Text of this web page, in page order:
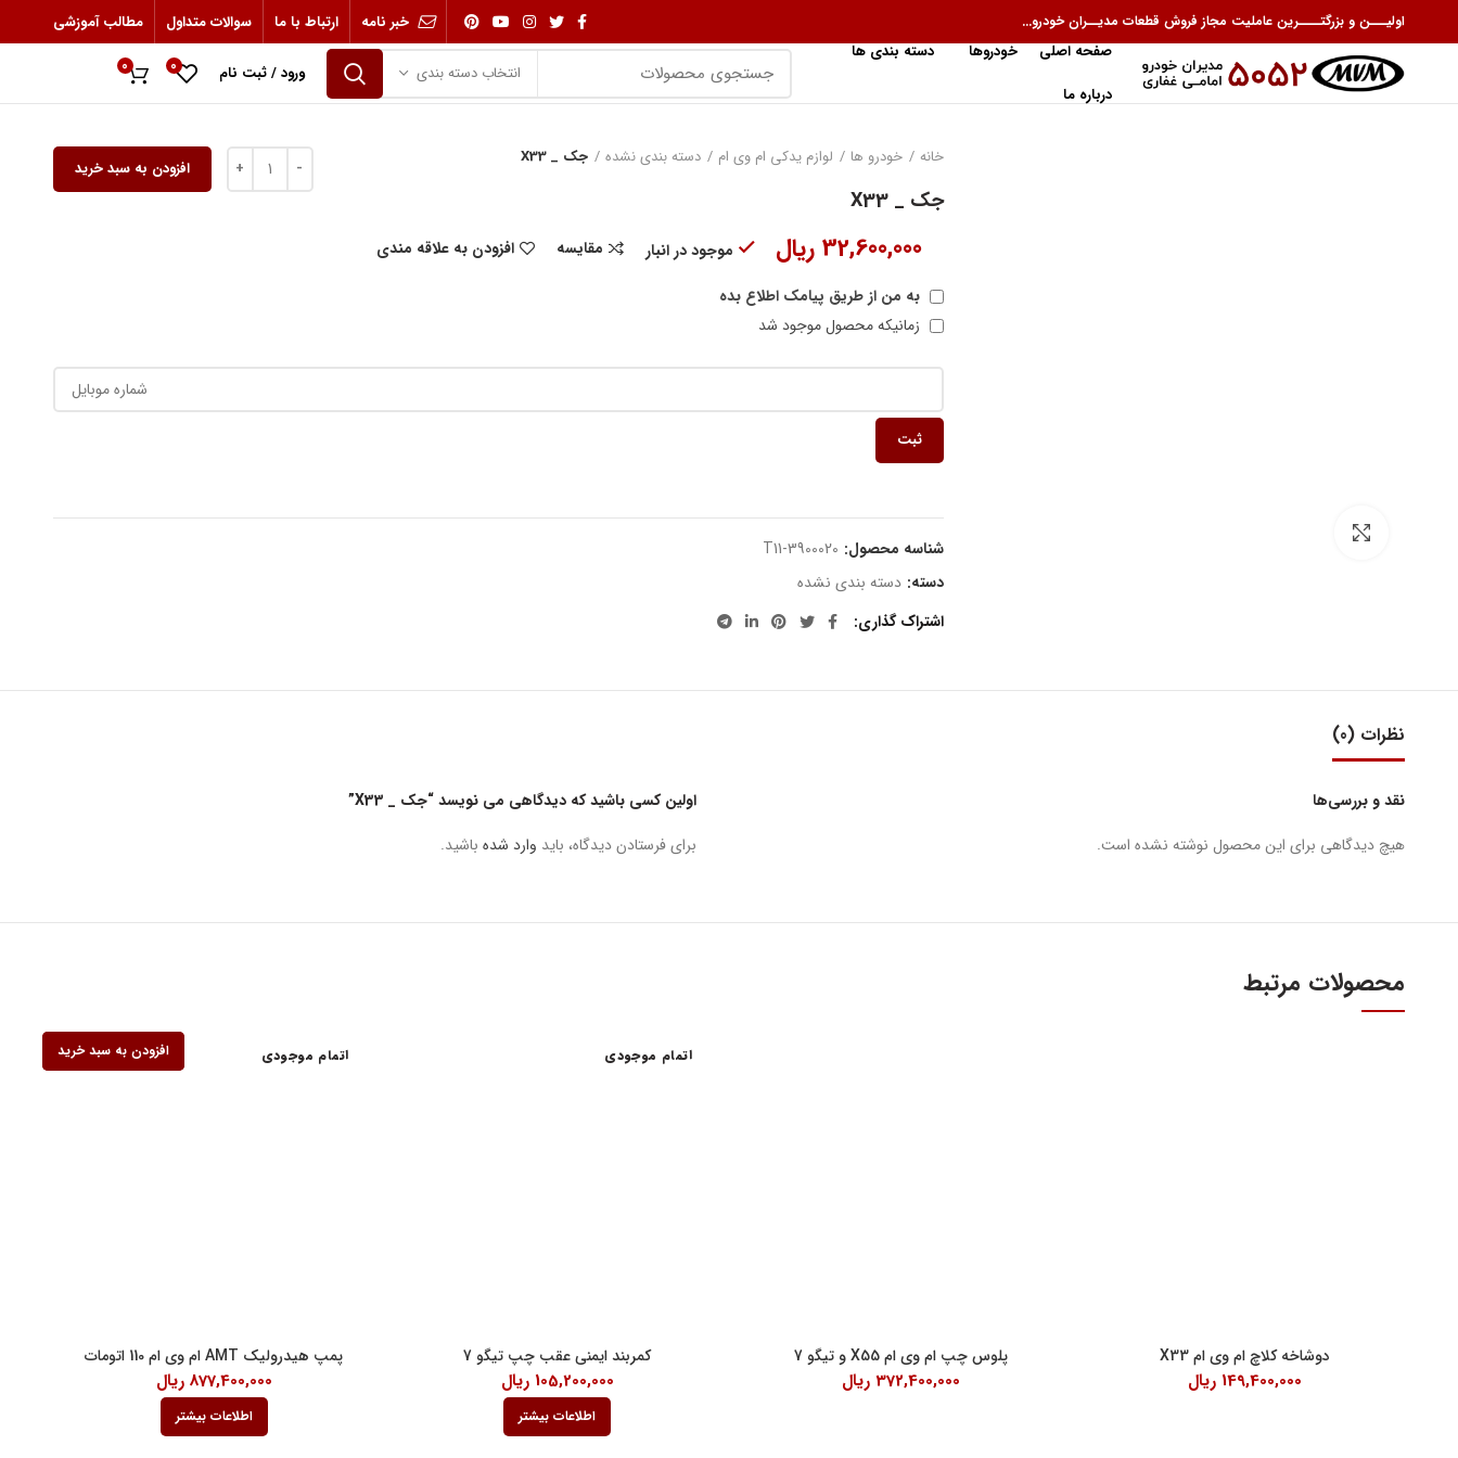
اولیـــن و بزرگتــــرین عاملیت مجاز فروش قطعات مدیــران خودرو... خبر نامه ارتباط با ما سوالات متداول
مطالب آموزشی
صفحه اصلی
خودروها
دسته بندی ها
درباره ما
انتخاب دسته بندی ورود / ثبت نام 0
0
خانه خودرو ها لوازم یدکی ام وی ام دسته بندی نشده جک _ X33
جک _ X33
32,600,000 ریال موجود در انبار
افزودن به سبد خرید
مقایسه
افزودن به علاقه مندی
به من از طریق پیامک اطلاع بده
زمانیکه محصول موجود شد
ثبت
شناسه محصول: T11-3900020
دسته: دسته بندی نشده
اشتراک گذاری
نظرات (0)
نقد و بررسی‌ها
هیچ دیدگاهی برای این محصول نوشته نشده است.
اولین کسی باشید که دیدگاهی می نویسد “جک _ X33”
برای فرستادن دیدگاه، باید وارد شدهباشید.
محصولات مرتبط
دوشاخه کلاچ ام وی ام X33
149,400,000 ریال
افزودن به سبد خرید
پلوس چپ ام وی ام X55 و تیگو 7
372,400,000 ریال
افزودن به سبد خرید اتمام موجودی
کمربند ایمنی عقب چپ تیگو 7
105,200,000 ریال
اطلاعات بیشتر
اتمام موجودی
پمپ هیدرولیک AMT ام وی ام 110 اتومات
877,400,000 ریال
اطلاعات بیشتر
جمعه ها 9 الی 14